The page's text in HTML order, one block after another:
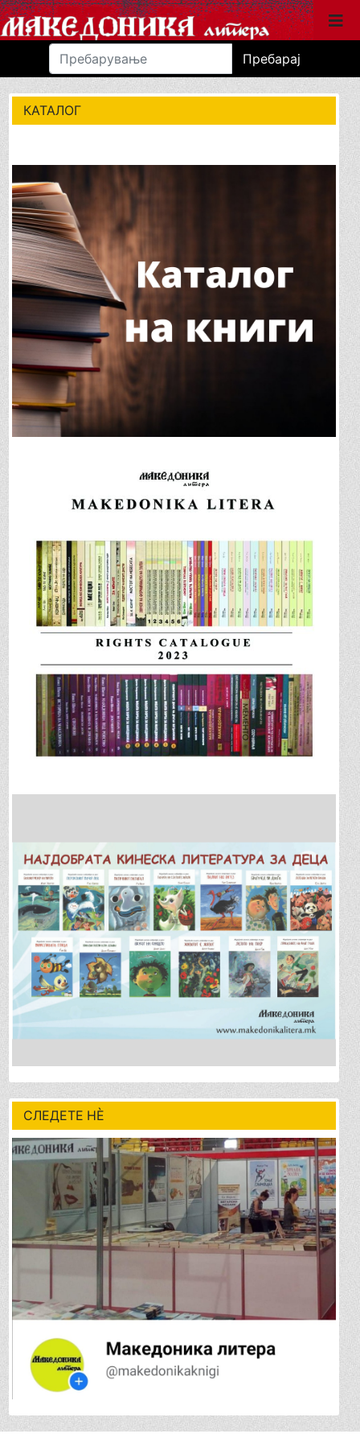
Пребарај
КАТАЛОГ
СЛЕДЕТЕ НÈ